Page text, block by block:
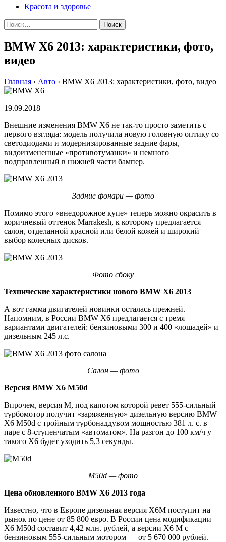
Красота и здоровье
Найти:
BMW X6 2013: характеристики, фото,
видео
Главная › Авто › BMW X6 2013: характеристики, фото, видео
19.09.2018
Внешние изменения BMW X6 не так-то просто заметить с
первого взгляда: модель получила новую головную оптику со
светодиодами и модернизированные задние фары,
видоизмененные «противотуманки» и немного
подправленный в нижней части бампер.
Задние фонари — фото
Помимо этого «внедорожное купе» теперь можно окрасить в
коричневый оттенок Marrakesh, к которому предлагается
салон, отделанной красной или белой кожей и широкий
выбор колесных дисков.
Фото сбоку
Технические характеристики нового BMW X6 2013
А вот гамма двигателей новинки осталась прежней.
Напомним, в России BMW X6 предлагается с тремя
вариантами двигателей: бензиновыми 300 и 400 «лошадей» и
дизельным 245 л.с.
Салон — фото
Версия BMW X6 M50d
Впрочем, версия М, под капотом которой ревет 555-сильный
турбомотор получит «заряженную» дизельную версию BMW
X6 M50d с тройным турбонаддувом мощностью 381 л. с. в
паре с 8-ступенчатым «автоматом». На разгон до 100 км/ч у
такого Х6 будет уходить 5,3 секунды.
M50d — фото
Цена обновленного BMW X6 2013 года
Известно, что в Европе дизельная версия Х6М поступит на
рынок по цене от 85 800 евро. В России цена модификации
X6 M50d составит 4,42 млн. рублей, а версии X6 M с
бензиновым 555-сильным мотором — от 5 670 000 рублей.